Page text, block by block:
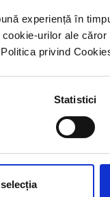
experiență în
urilor ale
privind
Statistici